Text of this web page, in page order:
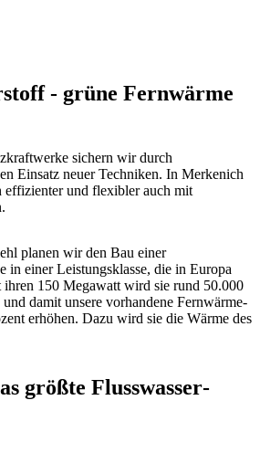
- grüne Fernwärme
sichern wir durch
Einsatz neuer Techniken. In Merkenich
und flexibler auch mit
planen wir den Bau einer
in einer Leistungsklasse, die in Europa
150 Megawatt wird sie rund 50.000
damit unsere vorhandene Fernwärme-
erhöhen. Dazu wird sie die Wärme des
größte Fluss­wasser­